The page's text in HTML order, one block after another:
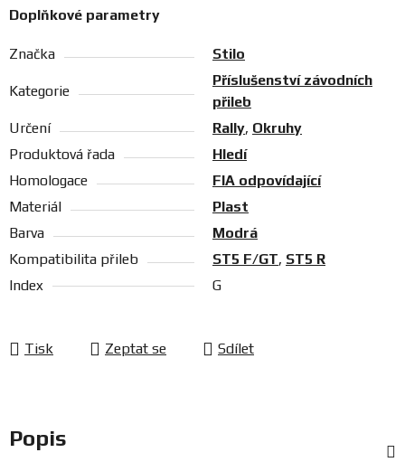
Doplňkové parametry
Značka Stilo
Kategorie
Příslušenství závodních
přileb
Určení
Rally, Okruhy
Produktová řada
Hledí
Homologace
FIA odpovídající
Materiál
Plast
Barva
Modrá
Kompatibilita přileb
ST5 F/GT, ST5 R
Index
G
Tisk Zeptat se Sdílet
Popis